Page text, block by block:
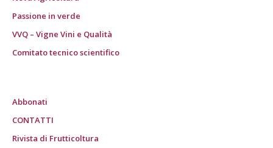
Passione in verde
VVQ – Vigne Vini e Qualità
Comitato tecnico scientifico
Abbonati
CONTATTI
Rivista di Frutticoltura